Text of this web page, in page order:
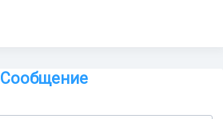
Сообщение